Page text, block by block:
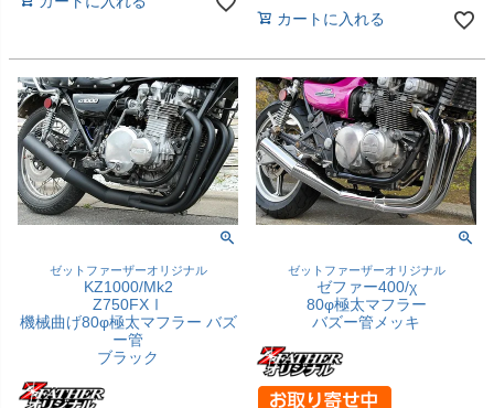
カートに入れる
ゼットファーザーオリジナル
KZ1000/Mk2
Z750FXⅠ
機械曲げ80φ極太マフラー バズ
ー管
ブラック
ゼットファーザーオリジナル
ゼファー400/χ
80φ極太マフラー
バズー管メッキ